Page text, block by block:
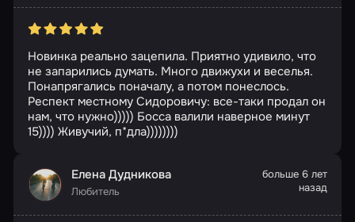
Новинка реально зацепила. Приятно удивило, что
не запарились думать. Много движухи и веселья.
Понапрягались поначалу, а потом понеслось.
Респект местному Сидоровичу: все-таки продал он
нам, что нужно))))) Босса валили наверное минут
15)))) Живучий, п*дла))))))))
Елена Дудникова
Любитель
больше 6 лет
назад